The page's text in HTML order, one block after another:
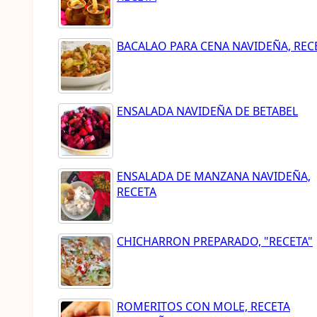
BACALAO PARA CENA NAVIDEÑA,
ENSALADA NAVIDEÑA DE BETABEL
ENSALADA DE MANZANA NAVIDEÑA,
RECETA
CHICHARRON PREPARADO, "RECETA"
ROMERITOS CON MOLE, RECETA